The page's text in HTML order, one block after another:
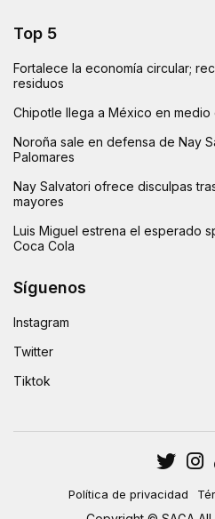
Top 5
Fortalece la economía circular;
residuos
Chipotle llega a México en medio
Noroña sale en defensa de Nay
Palomares
Nay Salvatori ofrece disculpas
mayores
Luis Miguel estrena el esperado
Coca Cola
Síguenos
Instagram
Twitter
Tiktok
Política de privacidad